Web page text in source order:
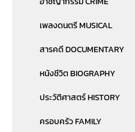
เพลงดนตรี MUSICAL
สารคดี DOCUMENTARY
หนังชีวิต BIOGRAPHY
ประวัติศาสตร์ HISTORY
ครอบครัว FAMILY